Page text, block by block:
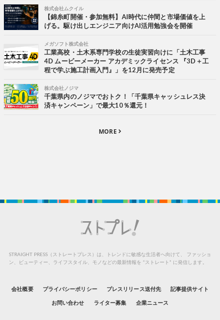
株式会社ムクイル
【錦糸町開催・参加無料】AI時代に仲間と市場価値を上
げる。駆け出しエンジニア向けAI活用勉強会を開催
メガソフト株式会社
工業高校・土木系専門学校の生徒実習向けに「土木工事
4D ムービーメーカー アカデミックライセンス 『3D＋工
程で学ぶ施工計画入門』」を12月に発売予定
株式会社ノジマ
千葉県内のノジマでおトク！「千葉県キャッシュレス決
済キャンペーン」で最大10％還元！
MORE
STRAIGHT PRESS（ストレートプレス）は、トレンドに敏感な生活者へ向けて、
ファッショ
ン、ビューティー、ライフスタイル、モノなどの最新情報を “ストレート” に発信します。
会社概要 プライバシーポリシー プレスリリース送付先 記事提供サイト
お問い合わせ ライター募集 企業ニュース